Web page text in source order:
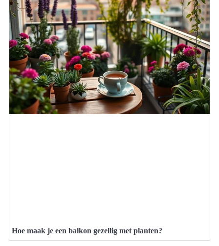
Hoe maak je een balkon gezellig met planten?